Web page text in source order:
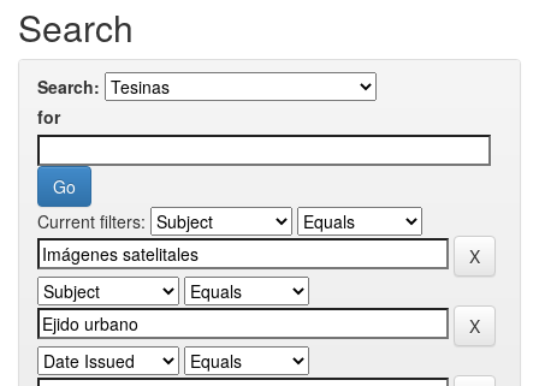
Search
Search:
for
Current filters: